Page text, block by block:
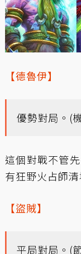
【德魯伊】
優勢對局。(
這個對戰不管
有狂野火占師
【盜賊】
平局對局。(